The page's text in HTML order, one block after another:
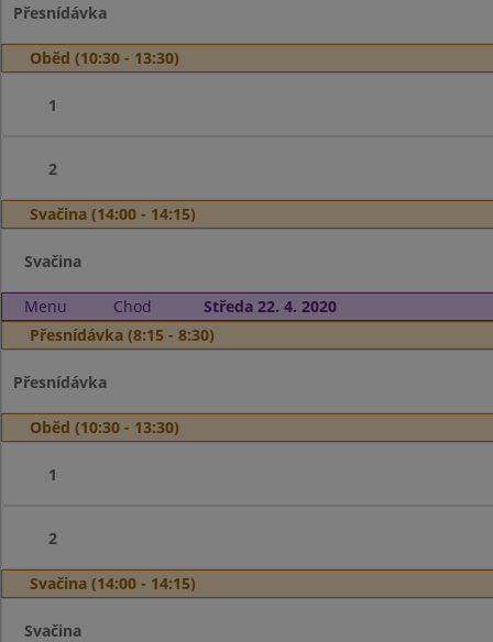
Přesnídávka
Oběd (10:30 - 13:30)
1
2
Svačina (14:00 - 14:15)
Svačina
Menu Chod
Středa 22. 4. 2020
Přesnídávka (8:15 - 8:30)
Přesnídávka
Oběd (10:30 - 13:30)
1
2
Svačina (14:00 - 14:15)
Svačina